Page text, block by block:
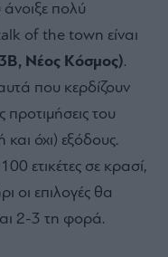
πολύ
of the town είναι
Νέος Κόσμος).
που κερδίζουν
του
όχι) εξόδους.
ετικέτες σε κρασί,
οι επιλογές θα
2-3 τη φορά.